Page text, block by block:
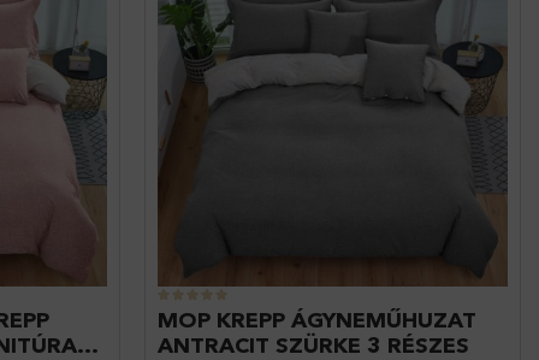
MOP KREPP ÁGYNEMŰHUZAT
ANTRACIT SZÜRKE 3 RÉSZES